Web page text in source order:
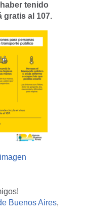
tenido
gratis al 107.
Buenos Aires,